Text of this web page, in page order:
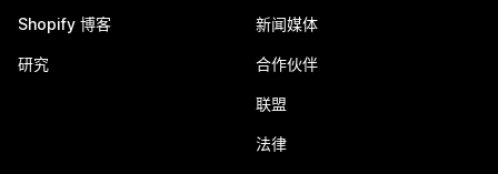
Shopify 博客
研究
新闻媒体
合作伙伴
联盟
法律